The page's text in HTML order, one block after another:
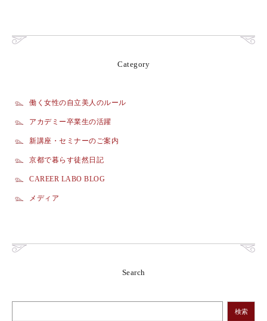
Category
働く女性の自立美人のルール
アカデミー卒業生の活躍
新講座・セミナーのご案内
京都で暮らす徒然日記
CAREER LABO BLOG
メディア
Search
検索